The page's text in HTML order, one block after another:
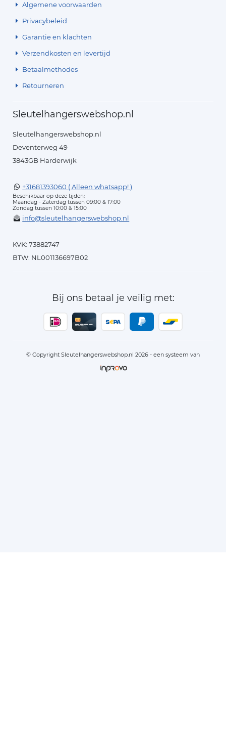
Algemene voorwaarden
Privacybeleid
Garantie en klachten
Verzendkosten en levertijd
Betaalmethodes
Retourneren
Sleutelhangerswebshop.nl
Sleutelhangerswebshop.nl
Deventerweg 49
3843GB Harderwijk
+31681393060 ( Alleen whatsapp! )
Beschikbaar op deze tijden:
Maandag - Zaterdag tussen 09:00 & 17:00
Zondag tussen 10:00 & 15:00
info@sleutelhangerswebshop.nl
KVK: 73882747
BTW: NL001136697B02
Bij ons betaal je veilig met:
© Copyright Sleutelhangerswebshop.nl 2026 - een systeem van